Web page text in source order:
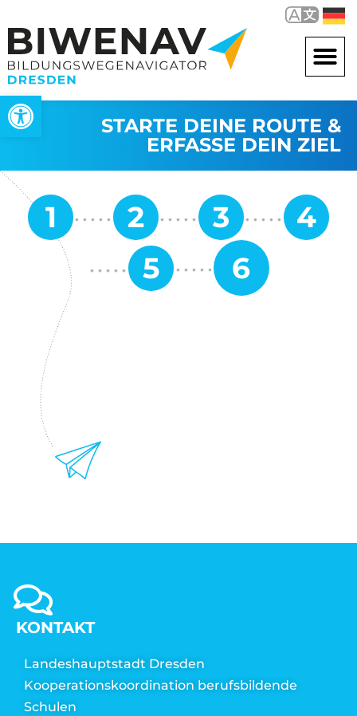
Werkzeugleiste öffnen
STARTE DEINE ROUTE &
ERFASSE DEIN ZIEL
KONTAKT
Landeshauptstadt Dresden
Kooperationskoordination berufsbildende
Schulen